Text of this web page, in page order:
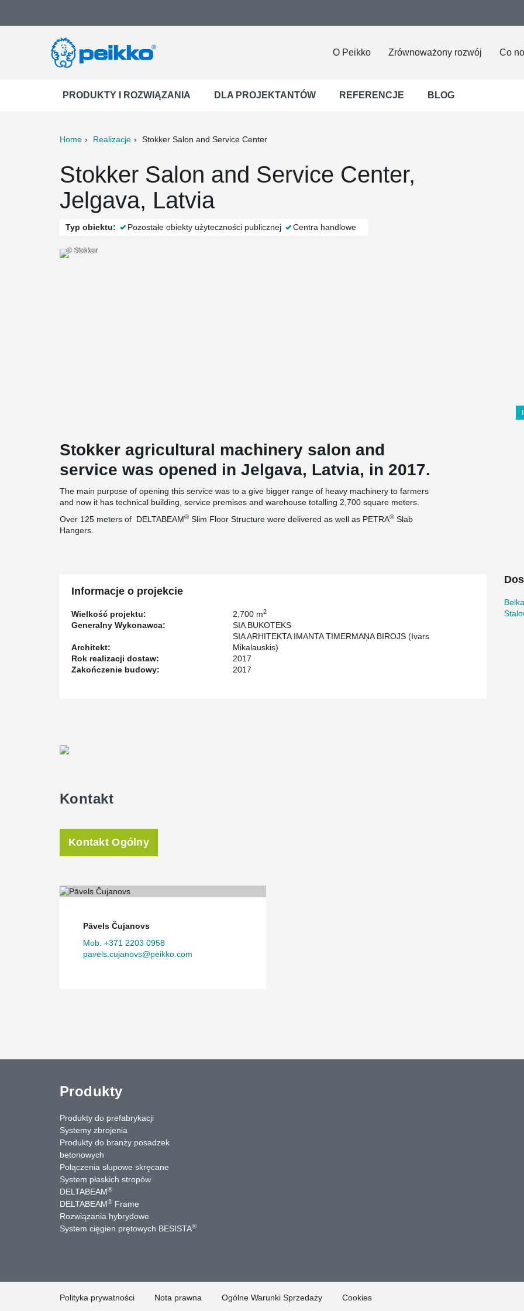
O Peikko Zrównoważony rozwój Co
PRODUKTY I ROZWIĄZANIA DLA PROJEKTANTÓW REFERENCJE BLOG
Home Realizacje Stokker Salon and Service Center
Stokker Salon and Service Center,
Jelgava, Latvia
Typ obiektu: Pozostałe obiekty użyteczności publicznej Centra handlowe
© Stokker
Stokker agricultural machinery salon and
service was opened in Jelgava, Latvia, in 2017.
The main purpose of opening this service was to a give bigger range of heavy machinery to farmers
and now it has technical building, service premises and warehouse totalling 2,700 square meters.
Over 125 meters of DELTABEAM® Slim Floor Structure were delivered as well as PETRA® Slab
Hangers.
Informacje o projekcie
Wielkość projektu: 2,700 m2
Generalny Wykonawca: SIA BUKOTEKS
Architekt:
SIA ARHITEKTA IMANTA TIMERMAŅA BIROJS (Ivars
Mikalauskis)
Rok realizacji dostaw:
2017
Zakończenie budowy:
2017
Kontakt
Kontakt Ogólny
Pāvels Čujanovs
Mob. +371 2203 0958
pavels.cujanovs@peikko.com
Produkty
Produkty do prefabrykacji
Systemy zbrojenia
Produkty do branży posadzek
betonowych
Połączenia słupowe skręcane
System płaskich stropów
DELTABEAM®
DELTABEAM® Frame
Rozwiązania hybrydowe
System cięgien prętowych BESISTA®
Polityka prywatności Nota prawna Ogólne Warunki Sprzedaży Cookies